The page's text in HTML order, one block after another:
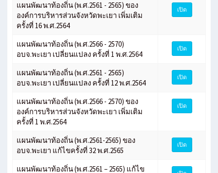
แผนพัฒนาท้องถิ่น (พ.ศ.2561 - 2565) ของ
องค์การบริหารส่วนจังหวัดพะเยา เพิ่มเติม
ครั้งที่ 16 พ.ศ.2564
เปิด
แผนพัฒนาท้องถิ่น (พ.ศ.2566 - 2570)
อบจ.พะเยา เปลี่ยนแปลง ครั้งที่ 1 พ.ศ.2564
เปิด
แผนพัฒนาท้องถิ่น (พ.ศ.2561 - 2565)
อบจ.พะเยา เปลี่ยนแปลง ครั้งที่ 12 พ.ศ.2564
เปิด
แผนพัฒนาท้องถิ่น (พ.ศ.2566 - 2570) ของ
องค์การบริหารส่วนจังหวัดพะเยา เพิ่มเติม
ครั้งที่ 1 พ.ศ.2564
เปิด
แผนพัฒนาท้องถิ่น (พ.ศ.2561-2565) ของ
อบจ.พะเยา แก้ไขครั้งที่ 32 พ.ศ.2565
เปิด
แผนพัฒนาท้องถิ่น (พ.ศ.2561 – 2565) แก้ไข